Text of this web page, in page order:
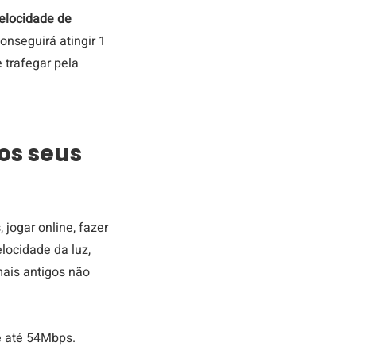
de
atingir 1
trafegar pela
seus
jogar online, fazer
da luz,
antigos não
54Mbps.